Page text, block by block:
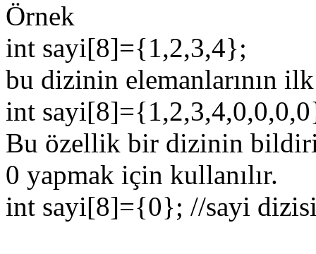
Örnek
int sayi[8]={1,2,3,4};
bu dizinin elemanlarının
int
Bu özellik bir dizinin
0 yapmak için kullanılır.
int sayi[8]={0}; //sayi